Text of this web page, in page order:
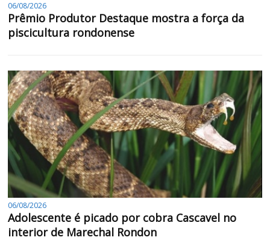
06/08/2026
Prêmio Produtor Destaque mostra a força da
piscicultura rondonense
06/08/2026
Adolescente é picado por cobra Cascavel no
interior de Marechal Rondon